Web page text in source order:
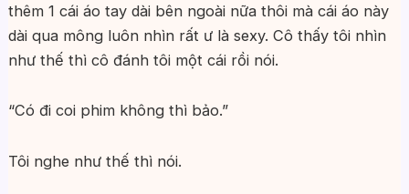
thêm 1 cái áo tay dài bên ngoài nữa thôi mà cái áo này
dài qua mông luôn nhìn rất ư là sexy. Cô thấy tôi nhìn
như thế thì cô đánh tôi một cái rồi nói.
“Có đi coi phim không thì bảo.”
Tôi nghe như thế thì nói.